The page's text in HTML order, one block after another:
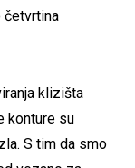
četvrtina
klizišta
konture su
S tim da smo